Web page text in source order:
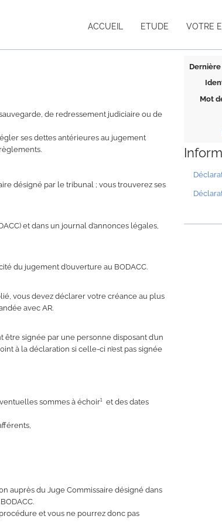
ACCUEIL ETUDE VOTRE
Mot
de redressement judiciaire ou de
ses dettes antérieures au jugement
désigné par le tribunal ; vous trouverez ses
et dans un journal d’annonces légales,
du jugement d’ouverture au BODACC.
vous devez déclarer votre créance au plus
avec AR.
signée par une personne disposant d’un
à la déclaration si celle-ci n’est pas signée
sommes à échoir¹ et des dates
auprès du Juge Commissaire désigné dans
et vous ne pourrez donc pas